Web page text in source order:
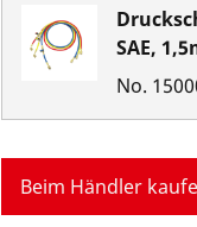
SAE,
No.
Beim Händler